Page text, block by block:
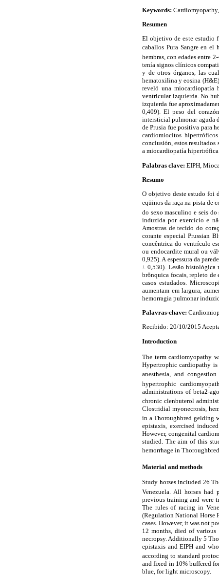
Keywords:
Resumen
El objetivo de este estudio
caballos Pura Sangre en el
hembras, con edades entre
tenía signos clínicos
y de otros órganos, las
hematoxilina y eosina
reveló una miocardiopatía
ventricular izquierda. No
izquierda fue
0,409). El peso del
intersticial pulmonar aguda
de Prusia fue positiva para
cardiomiocitos
conclusión, estos
a miocardiopatía
Palabras clave: EIPH,
Resumo
O objetivo deste estudo foi
eqüinos da raça na pista de
do sexo masculino e seis
induzida por exercício e
Amostras de tecido do
corante especial Prussian
concêntrica do ventrículo
ou endocardite mural ou
0,925). A espessura da
± 0,530). Lesão histológica
brônquica focais, repleto de
casos estudados.
aumentam em largura,
hemorragia pulmonar
Palavras-chave:
Recibido: 20/10/2015
Introduction
The term cardiomyopathy
Hypertrophic cardiopathy
anesthesia, and
hypertrophic
administrations of beta2-
chronic clenbuterol
Clostridial myonecrosis,
in a Thoroughbred gelding
epistaxis, exercised
However, congenital
studied. The aim of this
hemorrhage in
Material and methods
Study horses included 26
Venezuela. All horses had
previous training and were
The rules of racing in
(Regulation National Horse
cases. However, it was not
12 months, died of
necropsy. Additionally 5
epistaxis and EIPH and
according to standard
and fixed in 10% buffered
blue, for light microscopy.